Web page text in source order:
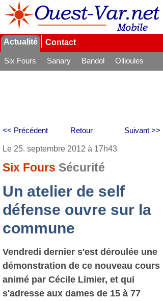
Actualité Contact
Six Fours Sanary Bandol
Ollioules
Retour
<< Précédent Suivant >>
Le 25. septembre 2012 à 17h43
Six Fours Sécurité
Un atelier de self
défense ouvre sur la
commune
Vendredi dernier s'est déroulée une
démonstration de ce nouveau cours
animé par Cécile Limier, et qui
s'adresse aux dames de 15 à 77